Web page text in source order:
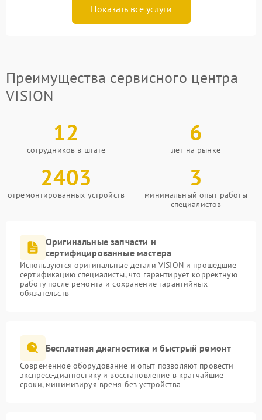
Показать все услуги
Преимущества сервисного центра
VISION
12
сотрудников в штате
6
лет на рынке
2403
отремонтированных устройств
3
минимальный опыт работы
специалистов
Оригинальные запчасти и
сертифицированные мастера
Используются оригинальные детали VISION и прошедшие
сертификацию специалисты, что гарантирует корректную
работу после ремонта и сохранение гарантийных
обязательств
Бесплатная диагностика и быстрый ремонт
Современное оборудование и опыт позволяют провести
экспресс-диагностику и восстановление в кратчайшие
сроки, минимизируя время без устройства